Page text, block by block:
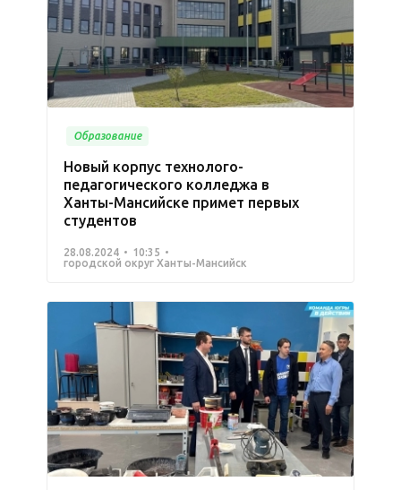
Образование
Новый корпус технолого-
педагогического колледжа в
Ханты-Мансийске примет первых
студентов
28.08.2024
10:35
городской округ Ханты-Мансийск